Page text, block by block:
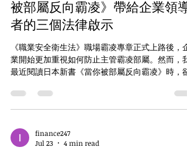
the compa
被部屬反向霸凌》帶給企業領導
者的三個法律啟示
《職業安全衛生法》職場霸凌專章正式上路後，企
業開始更加重視如何防止主管霸凌部屬。然而，我
最近閱讀日本新書《當你被部屬反向霸凌》時，卻
各級主管深思的問題：如果主管才是被霸凌的人，
企業準備好了嗎？ 這本書並不是要替高壓管理辯
而下」。當部屬長期拒絕合理指示、刻意拖延工
作、濫用申訴制度、公開抹黑主管，甚至利用社群
finance247
Jul 23
4 min read